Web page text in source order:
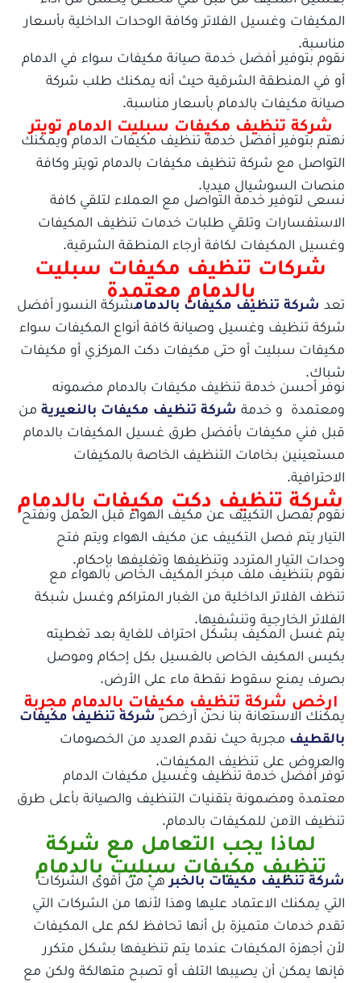
المكيفات وغسيل الفلاتر وكافة الوحدات الداخلية بأسعار
مناسبة.
نقوم بتوفير أفضل خدمة صيانة مكيفات سواء في الدمام
أو في المنطقة الشرقية حيث أنه يمكنك طلب شركة
صيانة مكيفات بالدمام بأسعار مناسبة.
شركة تنظيف مكيفات سبليت الدمام تويتر
نهتم بتوفير أفضل خدمة تنظيف مكيفات الدمام ويمكنك
التواصل مع شركة تنظيف مكيفات بالدمام تويتر وكافة
منصات السوشيال ميديا.
نسعى لتوفير خدمة التواصل مع العملاء لتلقي كافة
الاستفسارات وتلقي طلبات خدمات تنظيف المكيفات
وغسيل المكيفات لكافة أرجاء المنطقة الشرقية.
شركات تنظيف مكيفات سبليت
بالدمام معتمدة
تعد شركة تنظيف مكيفات بالدمامشركة النسور أفضل
شركة تنظيف وغسيل وصيانة كافة أنواع المكيفات سواء
مكيفات سبليت أو حتى مكيفات دكت المركزي أو مكيفات
شباك.
نوفر أحسن خدمة تنظيف مكيفات بالدمام مضمونه
ومعتمدة و خدمة شركة تنظيف مكيفات بالنعيرية من
قبل فني مكيفات بأفضل طرق غسيل المكيفات بالدمام
مستعينين بخامات التنظيف الخاصة بالمكيفات
الاحترافية.
شركة تنظيف دكت مكيفات بالدمام
نقوم بفصل التكييف عن مكيف الهواء قبل العمل ونفتح
التيار يتم فصل التكييف عن مكيف الهواء ويتم فتح
وحدات التيار المتردد وتنظيفها وتغليفها بإحكام.
نقوم بتنظيف ملف مبخر المكيف الخاص بالهواء مع
تنظف الفلاتر الداخلية من الغبار المتراكم وغسل شبكة
الفلاتر الخارجية وتنشفيها.
يتم غسل المكيف بشكل احتراف للغاية بعد تغطيته
بكيس المكيف الخاص بالغسيل بكل إحكام وموصل
بصرف يمنع سقوط نقطة ماء على الأرض.
ارخص شركة تنظيف مكيفات بالدمام مجربة
يمكنك الاستعانة بنا نحن أرخص شركة تنظيف مكيفات
بالقطيف مجربة حيث نقدم العديد من الخصومات
والعروض على تنظيف المكيفات.
توفر أفضل خدمة تنظيف وغسيل مكيفات الدمام
معتمدة ومضمونة بتقنيات التنظيف والصيانة بأعلى طرق
تنظيف الآمن للمكيفات بالدمام.
لماذا يجب التعامل مع شركة
تنظيف مكيفات سبليت بالدمام
شركة تنظيف مكيفات بالخبر هي من أقوى الشركات
التي يمكنك الاعتماد عليها وهذا لأنها من الشركات التي
تقدم خدمات متميزة بل أنها تحافظ لكم على المكيفات
لأن أجهزة المكيفات عندما يتم تنظيفها بشكل متكرر
فإنها يمكن أن يصيبها التلف أو تصبح متهالكة ولكن مع